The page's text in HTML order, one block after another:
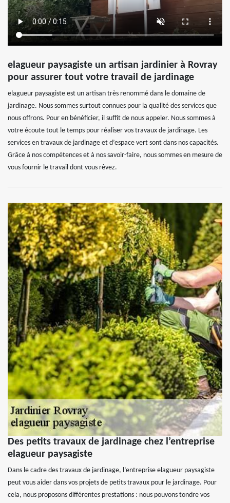
elagueur paysagiste un artisan jardinier à Rovray
pour assurer tout votre travail de jardinage
elagueur paysagiste est un artisan très renommé dans le domaine de
jardinage. Nous sommes surtout connues pour la qualité des services que
nous offrons. Pour en bénéficier, il suffit de nous appeler. Nous sommes à
votre écoute tout le temps pour réaliser vos travaux de jardinage. Les
services en travaux de jardinage et d’espace vert sont dans nos capacités.
Grâce à nos compétences et à nos savoir-faire, nous sommes en mesure de
vous fournir le travail dont vous rêvez.
Des petits travaux de jardinage chez l’entreprise
elagueur paysagiste
Dans le cadre des travaux de jardinage, l’entreprise elagueur paysagiste
peut vous aider dans vos projets de petits travaux pour le jardinage. Pour
cela, nous proposons différentes prestations : nous pouvons tondre vos